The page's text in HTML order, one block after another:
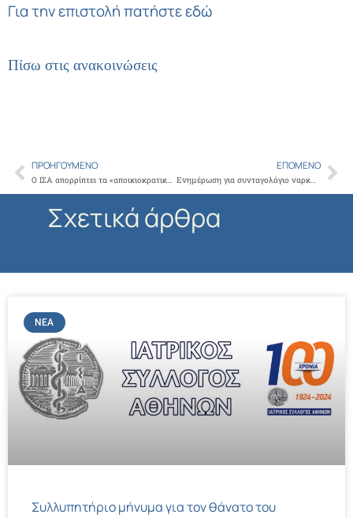
Για την επιστολή πατήστε εδώ
Πίσω στις ανακοινώσεις
Prev
ΠΡΟΗΓΟΎΜΕΝΟ
Ο ΙΣΑ απορρίπτει τα «αποικιοκρατικά» σχέδια σύμβασης του ΕΟΠΥΥ-Ανοίξτε ΤΩΡΑ τις συμβάσεις για όλους τους ιατρούς με ευνοϊκούς όρους
ΕΠΌΜΕΝΟ
Ενημέρωση για συνταγολόγιο ναρκωτικών
Σχετικά άρθρα
ΝΈΑ
Συλλυπητήριο μήνυμα για τον θάνατο του